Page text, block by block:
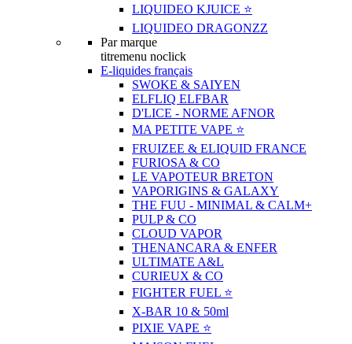
LIQUIDEO KJUICE ⭐️
LIQUIDEO DRAGONZZ
Par marque
titremenu noclick
E-liquides français
SWOKE & SAIYEN
ELFLIQ ELFBAR
D'LICE - NORME AFNOR
MA PETITE VAPE ⭐️
FRUIZEE & ELIQUID FRANCE
FURIOSA & CO
LE VAPOTEUR BRETON
VAPORIGINS & GALAXY
THE FUU - MINIMAL & CALM+
PULP & CO
CLOUD VAPOR
THENANCARA & ENFER
ULTIMATE A&L
CURIEUX & CO
FIGHTER FUEL ⭐️
X-BAR 10 & 50ml
PIXIE VAPE ⭐️